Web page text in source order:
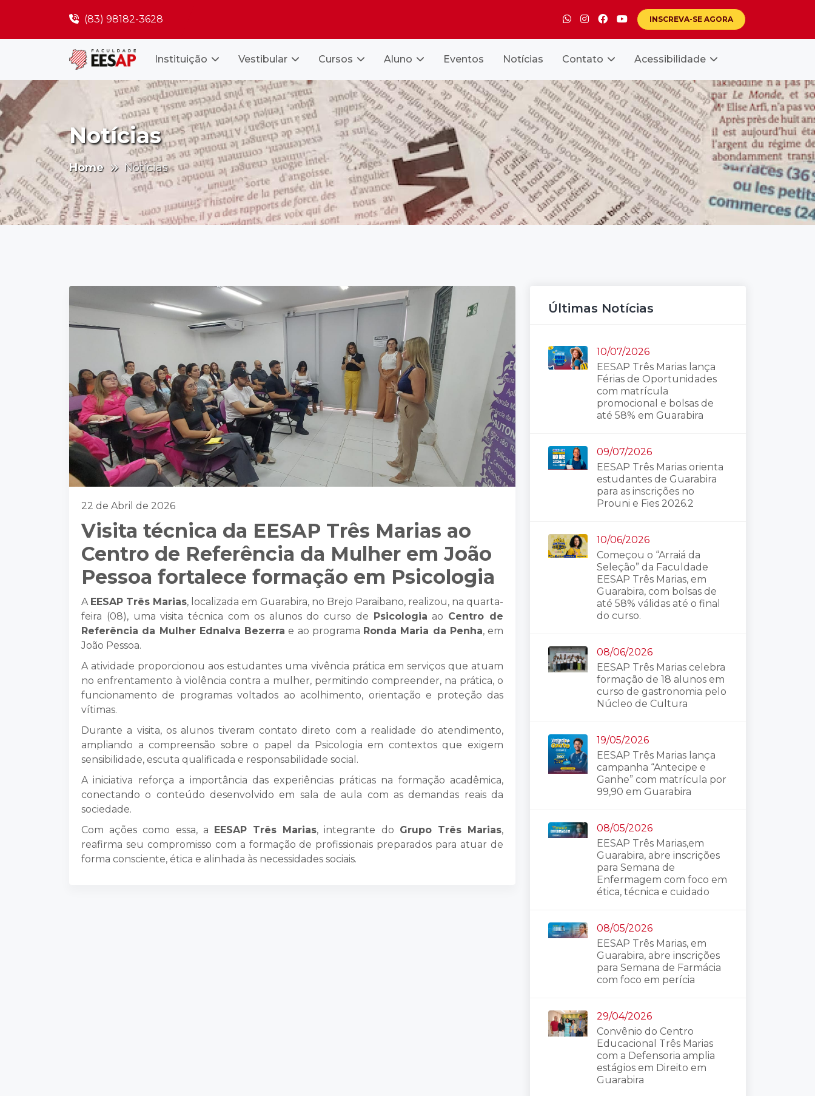
(83) 98182-3628 INSCREVA-SE AGORA
Instituição Vestibular Cursos Aluno Eventos Notícias Contato Acessibilidade
Notícias
Home Notícias
22 de Abril de 2026
Visita técnica da EESAP Três Marias ao
Centro de Referência da Mulher em João
Pessoa fortalece formação em Psicologia
A EESAP Três Marias, localizada em Guarabira, no Brejo Paraibano, realizou, na quarta-
feira (08), uma visita técnica com os alunos do curso de Psicologia ao Centro de
Referência da Mulher Ednalva Bezerra e ao programa Ronda Maria da Penha, em
João Pessoa.
A atividade proporcionou aos estudantes uma vivência prática em serviços que atuam
no enfrentamento à violência contra a mulher, permitindo compreender, na prática, o
funcionamento de programas voltados ao acolhimento, orientação e proteção das
vítimas.
Durante a visita, os alunos tiveram contato direto com a realidade do atendimento,
ampliando a compreensão sobre o papel da Psicologia em contextos que exigem
sensibilidade, escuta qualificada e responsabilidade social.
A iniciativa reforça a importância das experiências práticas na formação acadêmica,
conectando o conteúdo desenvolvido em sala de aula com as demandas reais da
sociedade.
Com ações como essa, a EESAP Três Marias, integrante do Grupo Três Marias,
reafirma seu compromisso com a formação de profissionais preparados para atuar de
forma consciente, ética e alinhada às necessidades sociais.
Últimas Notícias
10/07/2026
EESAP Três Marias lança
Férias de Oportunidades
com matrícula
promocional e bolsas de
até 58% em Guarabira
09/07/2026
EESAP Três Marias orienta
estudantes de Guarabira
para as inscrições no
Prouni e Fies 2026.2
10/06/2026
Começou o “Arraiá da
Seleção” da Faculdade
EESAP Três Marias, em
Guarabira, com bolsas de
até 58% válidas até o final
do curso.
08/06/2026
EESAP Três Marias celebra
formação de 18 alunos em
curso de gastronomia pelo
Núcleo de Cultura
19/05/2026
EESAP Três Marias lança
campanha “Antecipe e
Ganhe” com matrícula por
99,90 em Guarabira
08/05/2026
EESAP Três Marias,em
Guarabira, abre inscrições
para Semana de
Enfermagem com foco em
ética, técnica e cuidado
08/05/2026
EESAP Três Marias, em
Guarabira, abre inscrições
para Semana de Farmácia
com foco em perícia
29/04/2026
Convênio do Centro
Educacional Três Marias
com a Defensoria amplia
estágios em Direito em
Guarabira